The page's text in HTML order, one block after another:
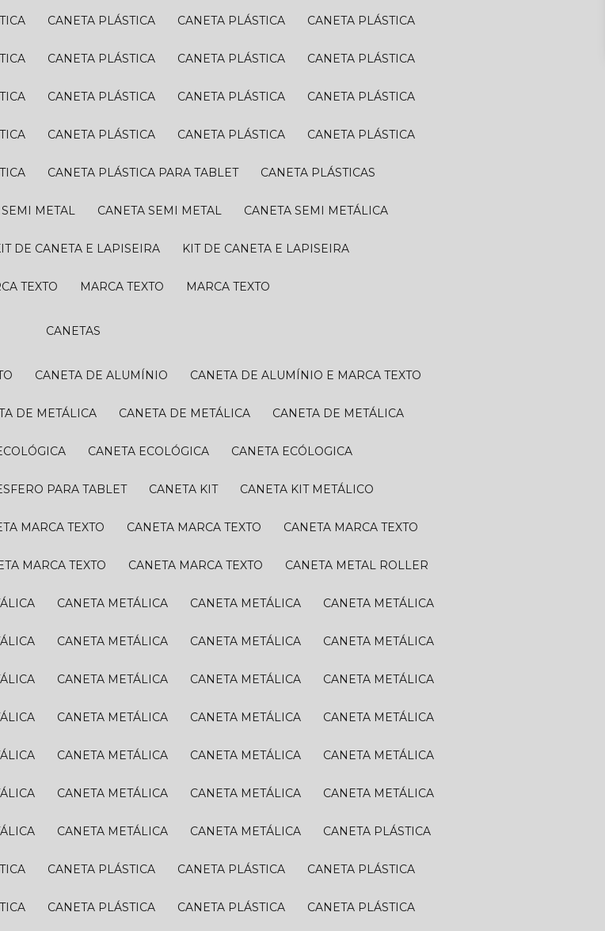
CANETA PLÁSTICA CANETA PLÁSTICA CANETA PLÁSTICA
CANETA PLÁSTICA CANETA PLÁSTICA CANETA PLÁSTICA
CANETA PLÁSTICA CANETA PLÁSTICA CANETA PLÁSTICA
CANETA PLÁSTICA CANETA PLÁSTICA CANETA PLÁSTICA
CANETA PLÁSTICA PARA TABLET CANETA PLÁSTICAS
SEMI METAL CANETA SEMI METAL CANETA SEMI METÁLICA
KIT DE CANETA E LAPISEIRA KIT DE CANETA E LAPISEIRA
TEXTO MARCA TEXTO MARCA TEXTO
CANETAS
CANETA DE ALUMÍNIO CANETA DE ALUMÍNIO E MARCA TEXTO
DE METÁLICA CANETA DE METÁLICA CANETA DE METÁLICA
CANETA ECOLÓGICA CANETA ECÓLOGICA
PARA TABLET CANETA KIT CANETA KIT METÁLICO
MARCA TEXTO CANETA MARCA TEXTO CANETA MARCA TEXTO
MARCA TEXTO CANETA MARCA TEXTO CANETA METAL ROLLER
CANETA METÁLICA CANETA METÁLICA CANETA METÁLICA
CANETA METÁLICA CANETA METÁLICA CANETA METÁLICA
CANETA METÁLICA CANETA METÁLICA CANETA METÁLICA
CANETA METÁLICA CANETA METÁLICA CANETA METÁLICA
CANETA METÁLICA CANETA METÁLICA CANETA METÁLICA
CANETA METÁLICA CANETA METÁLICA CANETA METÁLICA
CANETA METÁLICA CANETA METÁLICA CANETA PLÁSTICA
CANETA PLÁSTICA CANETA PLÁSTICA CANETA PLÁSTICA
CANETA PLÁSTICA CANETA PLÁSTICA CANETA PLÁSTICA